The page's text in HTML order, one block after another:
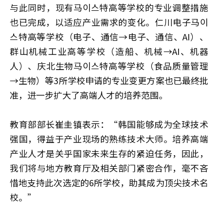
与此同时，现有马이스特高等学校的专业调整措施
也已完成，以适应产业需求的变化。仁川电子马이
스特高等学校（电子、通信→电子、通信、AI）、
群山机械工业高等学校（造船、机械→AI、机器
人）、庆北生物马이스特高等学校（食品质量管理
→生物）等3所学校申请的专业变更方案也已最终批
准，进一步扩大了高端人才的培养范围。
教育部部长崔圭镇表示：“韩国能够成为全球技术
强国，得益于产业现场的熟练技术大师。培养高端
产业人才是关乎国家未来生存的紧迫任务，因此，
我们将与地方教育厅及相关部门紧密合作，毫不吝
惜地支持此次选定的6所学校，助其成为顶尖技术名
校。”